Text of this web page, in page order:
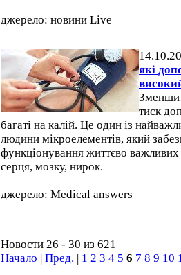
джерело: новини Live
які
тиск
багаті на калій. Це один із
людини мікроелементів, який
функціонування життєво важливих
серця, мозку, нирок.
джерело: Medical answers
Новости 26 - 30 из 621
Начало
Пред. 1 2 3 4 5 6 7 8 9 10